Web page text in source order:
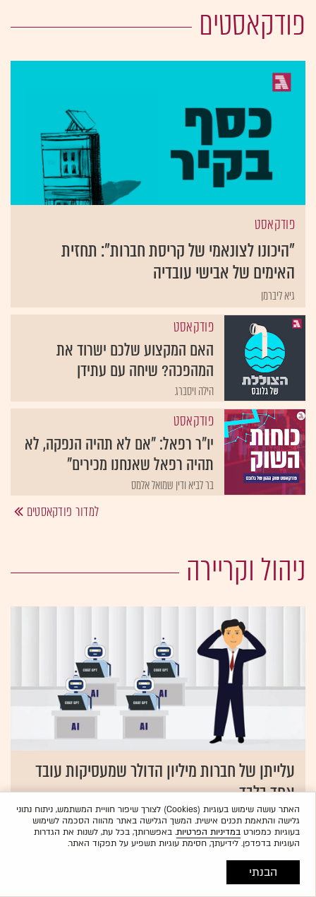
פודקאסטים
פודקאסט
"היכונו לצונאמי של קריסת חברות": תחזית
האימים של אבישי עובדיה
גיא ליברמן
פודקאסט
האם המקצוע שלכם ישרוד את
המהפכה? שיחה עם עתידן
הילה ויסברג
פודקאסט
יו"ר רפאל: "אם לא תהיה הנפקה, לא
תהיה רפאל שאנחנו מכירים"
בר לביא ודין שמואל אלמס
למדור פודקאסטים
ניהול וקריירה
עלייתן של חברות מיליון הדולר שמעסיקות עובד
אחד בלבד
The Wall Street Journal
האתר עושה שימוש בעוגיות (Cookies) לצורך שיפור חוויית המשתמש, ניתוח נתוני
גלישה והתאמת תכנים אישית. המשך הגלישה באתר מהווה הסכמה לשימוש
בעוגיות כמפורטבמדיניות הפרטיות. באפשרותך, בכל עת, לשנות את הגדרות
העוגיות בדפדפן. לידיעתך, חסימת עוגיות תשפיע על תפקוד האתר.
הבנתי